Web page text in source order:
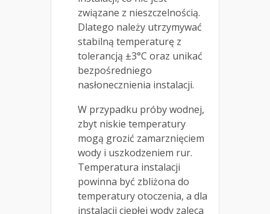
związane z nieszczelnością.
Dlatego należy utrzymywać
stabilną temperaturę z
tolerancją ±3°C oraz unikać
bezpośredniego
nasłonecznienia instalacji.
W przypadku próby wodnej,
zbyt niskie temperatury
mogą grozić zamarznięciem
wody i uszkodzeniem rur.
Temperatura instalacji
powinna być zbliżona do
temperatury otoczenia, a dla
instalacji ciepłej wody zaleca